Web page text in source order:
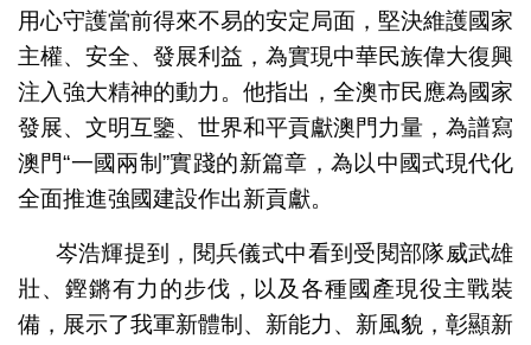
用心守護當前得來不易的安定局面，堅決維護國家
主權、安全、發展利益，為實現中華民族偉大復興
注入強大精神的動力。他指出，全澳市民應為國家
發展、文明互鑒、世界和平貢獻澳門力量，為譜寫
澳門“一國兩制”實踐的新篇章，為以中國式現代化
全面推進強國建設作出新貢獻。
岑浩輝提到，閱兵儀式中看到受閱部隊威武雄
壯、鏗鏘有力的步伐，以及各種國產現役主戰裝
備，展示了我軍新體制、新能力、新風貌，彰顯新